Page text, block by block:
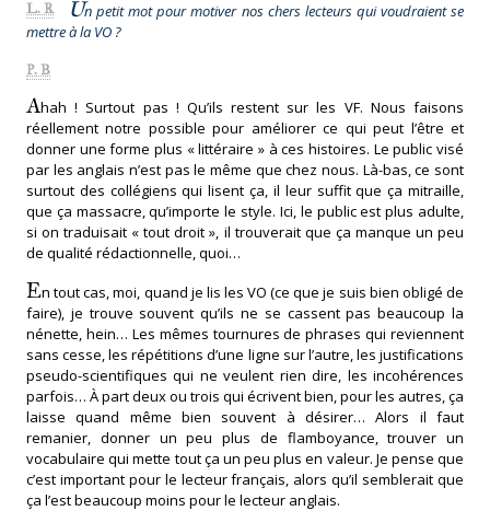
L. R Un petit mot pour motiver nos chers lecteurs qui voudraient se
mettre à la VO ?
P. B
Ahah ! Surtout pas ! Qu’ils restent sur les VF. Nous faisons
réellement notre possible pour améliorer ce qui peut l’être et
donner une forme plus « littéraire » à ces histoires. Le public visé
par les anglais n’est pas le même que chez nous. Là-bas, ce sont
surtout des collégiens qui lisent ça, il leur suffit que ça mitraille,
que ça massacre, qu’importe le style. Ici, le public est plus adulte,
si on traduisait « tout droit », il trouverait que ça manque un peu
de qualité rédactionnelle, quoi…
En tout cas, moi, quand je lis les VO (ce que je suis bien obligé de
faire), je trouve souvent qu’ils ne se cassent pas beaucoup la
nénette, hein… Les mêmes tournures de phrases qui reviennent
sans cesse, les répétitions d’une ligne sur l’autre, les justifications
pseudo-scientifiques qui ne veulent rien dire, les incohérences
parfois… À part deux ou trois qui écrivent bien, pour les autres, ça
laisse quand même bien souvent à désirer… Alors il faut
remanier, donner un peu plus de flamboyance, trouver un
vocabulaire qui mette tout ça un peu plus en valeur. Je pense que
c’est important pour le lecteur français, alors qu’il semblerait que
ça l’est beaucoup moins pour le lecteur anglais.